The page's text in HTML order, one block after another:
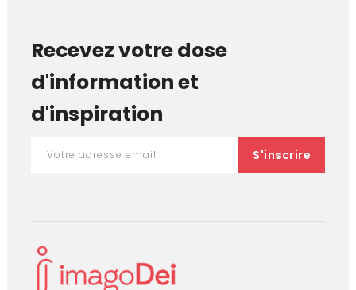
Recevez votre dose
d'information et
d'inspiration